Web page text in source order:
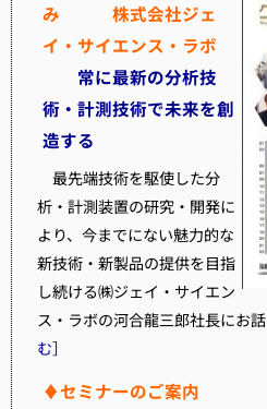
み 株式会社ジェ
イ・サイエンス・ラボ
常に最新の分析技
術・計測技術で未来を創
造する
最先端技術を駆使した分
析・計測装置の研究・開発に
より、今までにない魅力的な
新技術・新製品の提供を目指
し続ける㈱ジェイ・サイエン
ス・ラボの河合龍三郎社長にお話
む］
♦セミナーのご案内